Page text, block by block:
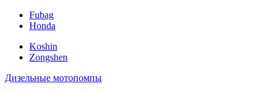
Fubag
Honda
Koshin
Zongshen
Дизельные мотопомпы